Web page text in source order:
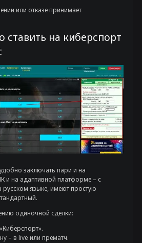
или отказе принимает
ставить на киберспорт
заключать пари и на
и на адаптивной платформе – с
языке, имеют простую
одиночной сделки:
– в live или прематч.